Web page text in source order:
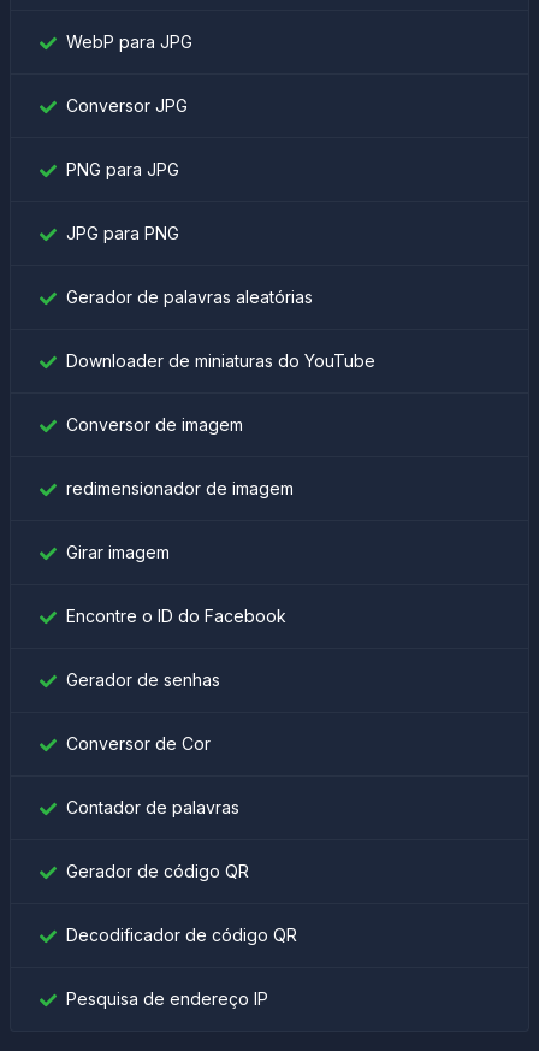
WebP para JPG
Conversor JPG
PNG para JPG
JPG para PNG
Gerador de palavras aleatórias
Downloader de miniaturas do YouTube
Conversor de imagem
redimensionador de imagem
Girar imagem
Encontre o ID do Facebook
Gerador de senhas
Conversor de Cor
Contador de palavras
Gerador de código QR
Decodificador de código QR
Pesquisa de endereço IP